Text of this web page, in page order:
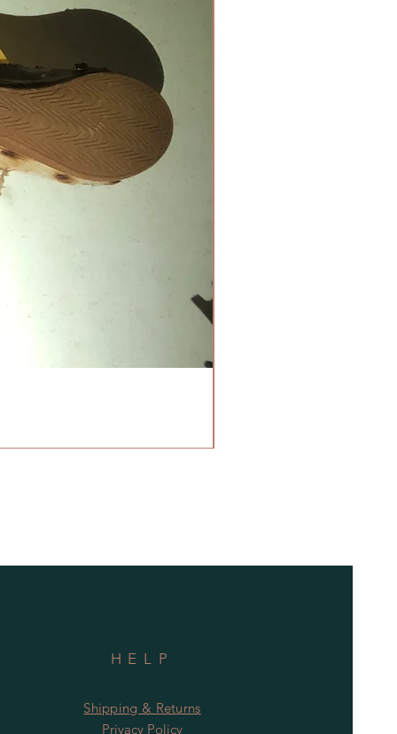
HELP
Shipping & Returns
Privacy Policy